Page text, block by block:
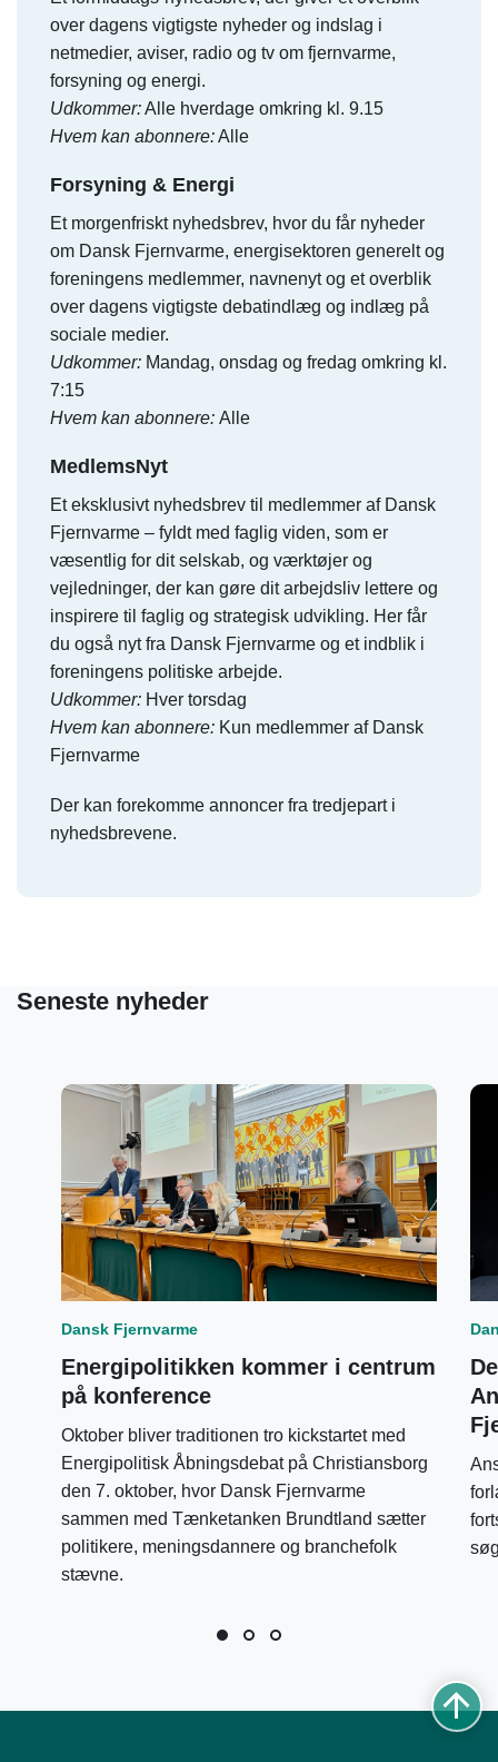
over dagens vigtigste nyheder og indslag i
netmedier, aviser, radio og tv om fjernvarme,
forsyning og energi.
Udkommer:Alle hverdage omkring kl. 9.15
Hvem kan abonnere:Alle
Forsyning & Energi
Et morgenfriskt nyhedsbrev, hvor du får nyheder
om Dansk Fjernvarme, energisektoren generelt og
foreningens medlemmer, navnenyt og et overblik
over dagens vigtigste debatindlæg og indlæg på
sociale medier.
Udkommer: Mandag, onsdag og fredag omkring kl.
7:15
Hvem kan abonnere: Alle
MedlemsNyt
Et eksklusivt nyhedsbrev til medlemmer af Dansk
Fjernvarme – fyldt med faglig viden, som er
væsentlig for dit selskab, og værktøjer og
vejledninger, der kan gøre dit arbejdsliv lettere og
inspirere til faglig og strategisk udvikling. Her får
du også nyt fra Dansk Fjernvarme og et indblik i
foreningens politiske arbejde.
Udkommer: Hver torsdag
Hvem kan abonnere: Kun medlemmer af Dansk
Fjernvarme
Der kan forekomme annoncer fra tredjepart i
nyhedsbrevene.
Seneste nyheder
Dansk Fjernvarme
Energipolitikken kommer i centrum
på konference
Oktober bliver traditionen tro kickstartet med
Energipolitisk Åbningsdebat på Christiansborg
den 7. oktober, hvor Dansk Fjernvarme
sammen med Tænketanken Brundtland sætter
politikere, meningsdannere og branchefolk
stævne.